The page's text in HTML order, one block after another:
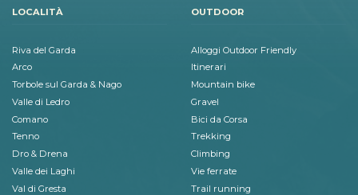
LOCALITÀ
Riva del Garda
Arco
Torbole sul Garda & Nago
Valle di Ledro
Comano
Tenno
Dro & Drena
Valle dei Laghi
Val di Gresta
OUTDOOR
Alloggi Outdoor Friendly
Itinerari
Mountain bike
Gravel
Bici da Corsa
Trekking
Climbing
Vie ferrate
Trail running